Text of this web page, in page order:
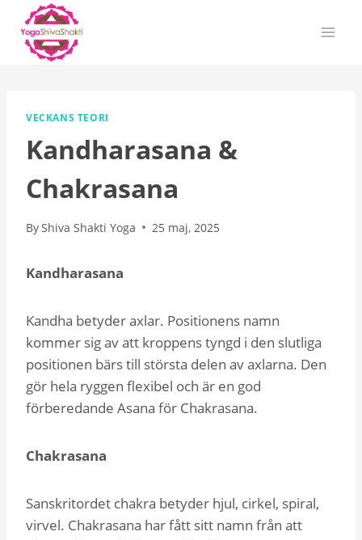
content
VECKANS TEORI
Kandharasana &
Chakrasana
ByShiva Shakti Yoga 25 maj, 2025
Kandharasana
Kandha betyder axlar. Positionens namn
kommer sig av att kroppens tyngd i den slutliga
positionen bärs till största delen av axlarna. Den
gör hela ryggen flexibel och är en god
förberedande Asana för Chakrasana.
Chakrasana
Sanskritordet chakra betyder hjul, cirkel, spiral,
virvel. Chakrasana har fått sitt namn från att